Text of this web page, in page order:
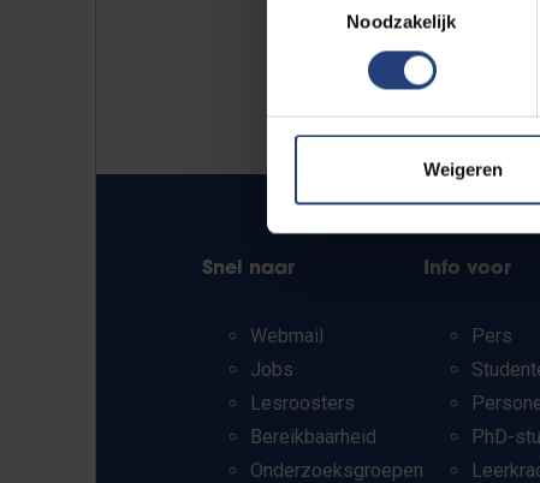
Noodzakelijk
Weigeren
Snel naar
Webmail
Jobs
Lesroosters
Bereikbaarheid
Onderzoeksgroepen
Info voor
Pers
PhD-